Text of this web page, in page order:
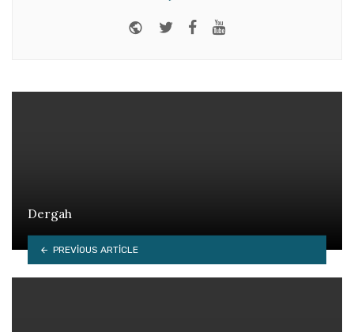
Website
TwitterFacebook
Dergah
PREVIOUS ARTICLE